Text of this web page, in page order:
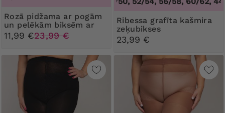
Rozā pidžama ar pogām
un pelēkām biksēm ar
ziedu rakstu
11,99 €23,99 €
Ribessa grafīta kašmira
zeķubikses
23,99 €